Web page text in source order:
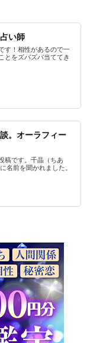
い師
す！相性があるので一
とをズバズバ当ててき
。オーラフィー
稿です。千晶（ちあ
名前を聞かれました。